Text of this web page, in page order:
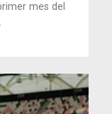
mes del